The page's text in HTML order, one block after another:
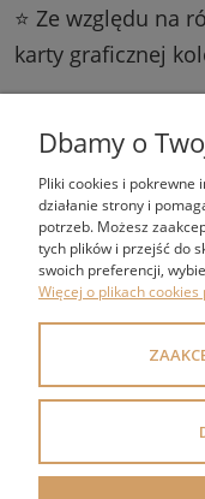
⭐ Ze względu na
karty graficznej
Dbamy o
Pliki cookies i pokrewne
działanie strony i
potrzeb. Możesz
tych plików i przejść do
swoich preferencji,
Więcej o plikach